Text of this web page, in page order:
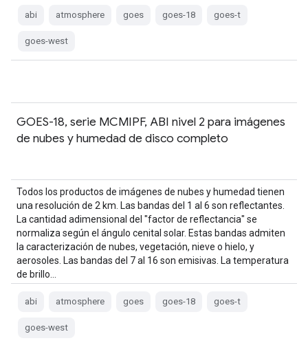
abi atmosphere goes goes-18 goes-t
goes-west
GOES-18, serie MCMIPF, ABI nivel 2 para imágenes
de nubes y humedad de disco completo
Todos los productos de imágenes de nubes y humedad tienen
una resolución de 2 km. Las bandas del 1 al 6 son reflectantes.
La cantidad adimensional del "factor de reflectancia" se
normaliza según el ángulo cenital solar. Estas bandas admiten
la caracterización de nubes, vegetación, nieve o hielo, y
aerosoles. Las bandas del 7 al 16 son emisivas. La temperatura
de brillo…
abi atmosphere goes goes-18 goes-t
goes-west